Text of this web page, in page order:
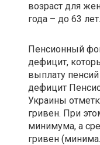
возраст для
года – до 63 лет.
Пенсионный
дефицит,
выплату
дефицит
Украины
гривен. При
минимума, а
гривен